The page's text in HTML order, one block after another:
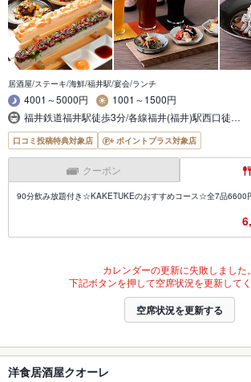
居酒屋/ステーキ/海鮮/福井駅/宴会/ランチ
4001～5000円
1001～1500円
福井鉄道福井駅徒歩3分/各線福井(福井)駅西口徒…
口コミ投稿特典対象店 ポイントプラス対象店
クーポン
90分飲み放題付き☆KAKETUKEのおすすめコース☆全7品6600
カレンダーの更新に失敗しました。
下記ボタンを押して空席状況を更新してく
空席状況を更新する
洋食居酒屋クオーレ